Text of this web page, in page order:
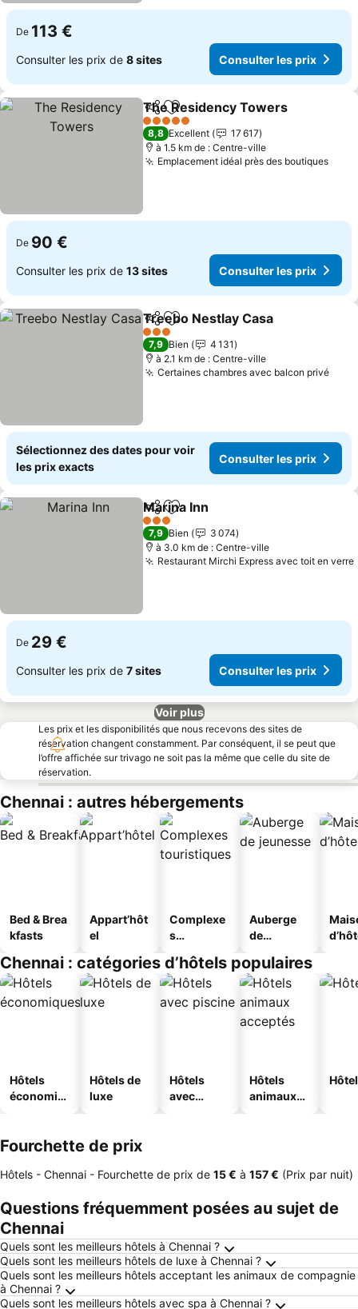
De 113 €
Consulter les prix de 8 sites Consulter les prix
PartagerAjouter à mes favoris
The Residency Towers
5 Étoiles
8,8 Excellent
17 617
à 1.5 km de : Centre-ville
Emplacement idéal près des boutiques
De 90 €
Consulter les prix de 13 sites Consulter les prix
PartagerAjouter à mes favoris
Treebo Nestlay Casa
3 Étoiles
7,9 Bien
4 131
à 2.1 km de : Centre-ville
Certaines chambres avec balcon privé
Sélectionnez des dates pour voir
les prix exacts
Consulter les prix
PartagerAjouter à mes favoris
Marina Inn
3 Étoiles
7,9 Bien
3 074
à 3.0 km de : Centre-ville
Restaurant Mirchi Express avec toit en verre
De 29 €
Consulter les prix de 7 sites Consulter les prix
Voir plus
Les prix et les disponibilités que nous recevons des sites de
réservation changent constamment. Par conséquent, il se peut que
l’offre affichée sur trivago ne soit pas la même que celle du site de
réservation.
Chennai : autres hébergements
Bed & Brea
kfasts
Appart’hôt
el
Complexe
s
s
Auberge
de
Chennai : catégories d’hôtels populaires
Hôtels
économiq
Hôtels de
luxe
Hôtels
avec
Hôtels
animaux
Fourchette de prix
Hôtels - Chennai - Fourchette de prix de ‎15 € à ‎157 € (Prix par nuit)
Questions fréquemment posées au sujet de
Chennai
Quels sont les meilleurs hôtels à Chennai ?
Quels sont les meilleurs hôtels de luxe à Chennai ?
Quels sont les meilleurs hôtels acceptant les animaux de compagnie
à Chennai ?
Quels sont les meilleurs hôtels avec spa à Chennai ?